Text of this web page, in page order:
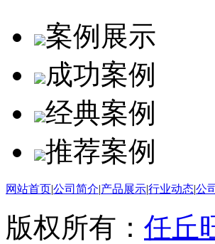
案例展示
成功案例
经典案例
推荐案例
网站首页|公司简介|产品展示|行业动态|公
版权所有： 任丘